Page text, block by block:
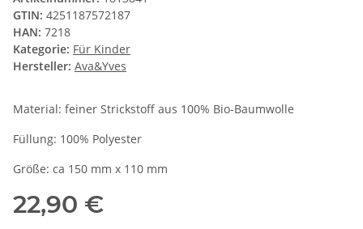
GTIN: 4251187572187
HAN: 7218
Kategorie: Für Kinder
Hersteller: Ava&Yves
Material: feiner Strickstoff aus 100% Bio-Baumwolle
Füllung: 100% Polyester
Größe: ca 150 mm x 110 mm
22,90 €